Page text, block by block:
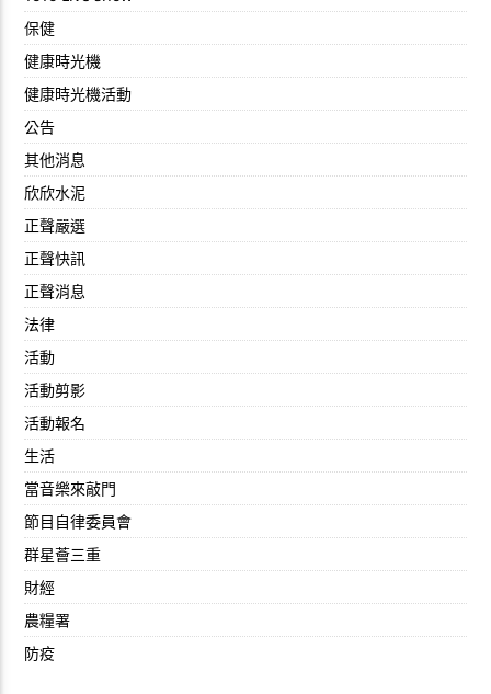
保健
健康時光機
健康時光機活動
公告
其他消息
欣欣水泥
正聲嚴選
正聲快訊
正聲消息
法律
活動
活動剪影
活動報名
生活
當音樂來敲門
節目自律委員會
群星薈三重
財經
農糧署
防疫